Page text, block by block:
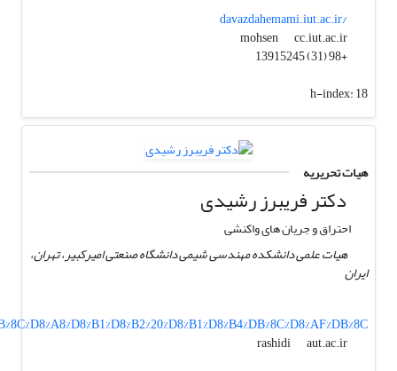
davazdahemami.iut.ac.ir/
mohsen
cc.iut.ac.ir
+98 (31) 13915245
h-index:18
هیات تحریریه
دکتر فریبرز رشیدی
احتراق و جریان های واکنشی
هیات علمی دانشکده مهندسی شیمی دانشگاه صنعتی امیرکبیر، تهران،
ایران
rashidi
aut.ac.ir